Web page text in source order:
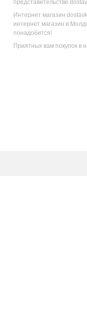
представительстве
Интернет магазин
интернет магазин в
понадобится!
Приятных вам покупок в